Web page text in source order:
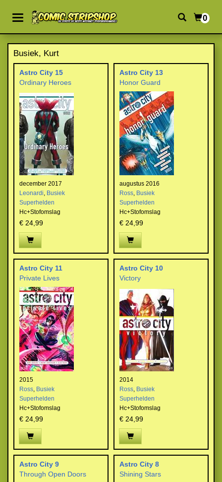
0
Busiek, Kurt
Astro City 15
Ordinary Heroes
december 2017
Leonardi, Busiek
Superhelden
Hc+Stofomslag
€ 24,99
Astro City 13
Honor Guard
augustus 2016
Ross, Busiek
Superhelden
Hc+Stofomslag
€ 24,99
Astro City 11
Private Lives
2015
Ross, Busiek
Superhelden
Hc+Stofomslag
€ 24,99
Astro City 10
Victory
2014
Ross, Busiek
Superhelden
Hc+Stofomslag
€ 24,99
Astro City 9
Through Open Doors
Astro City 8
Shining Stars